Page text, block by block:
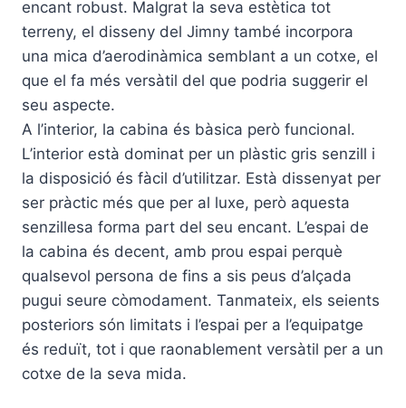
encant robust. Malgrat la seva estètica tot
terreny, el disseny del Jimny també incorpora
una mica d’aerodinàmica semblant a un cotxe, el
que el fa més versàtil del que podria suggerir el
seu aspecte.
A l’interior, la cabina és bàsica però funcional.
L’interior està dominat per un plàstic gris senzill i
la disposició és fàcil d’utilitzar. Està dissenyat per
ser pràctic més que per al luxe, però aquesta
senzillesa forma part del seu encant. L’espai de
la cabina és decent, amb prou espai perquè
qualsevol persona de fins a sis peus d’alçada
pugui seure còmodament. Tanmateix, els seients
posteriors són limitats i l’espai per a l’equipatge
és reduït, tot i que raonablement versàtil per a un
cotxe de la seva mida.